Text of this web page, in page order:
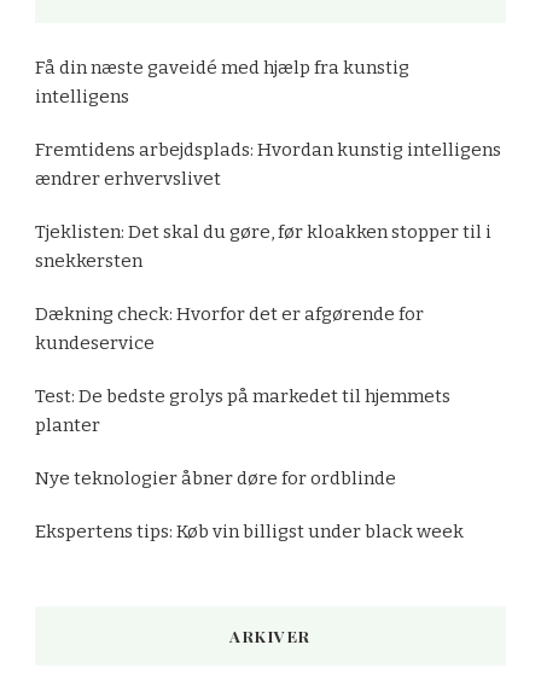
Få din næste gaveidé med hjælp fra kunstig
intelligens
Fremtidens arbejdsplads: Hvordan kunstig intelligens
ændrer erhvervslivet
Tjeklisten: Det skal du gøre, før kloakken stopper til i
snekkersten
Dækning check: Hvorfor det er afgørende for
kundeservice
Test: De bedste grolys på markedet til hjemmets
planter
Nye teknologier åbner døre for ordblinde
Ekspertens tips: Køb vin billigst under black week
ARKIVER